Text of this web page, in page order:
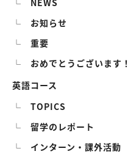
NEWS
お知らせ
重要
おめでとうございます！
英語コース
TOPICS
留学のレポート
インターン・課外活動